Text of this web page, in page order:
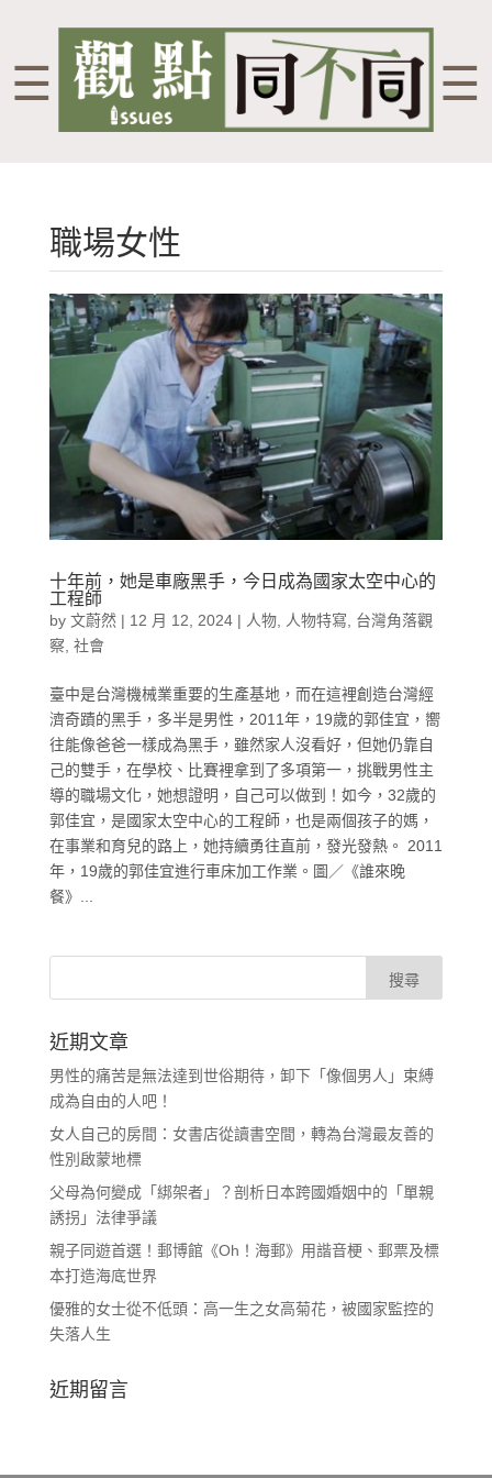
☰ ☰
職場女性
十年前，她是車廠黑手，今日成為國家太空中心的
工程師
by 文蔚然| 12 月 12, 2024| 人物, 人物特寫
台灣角落觀
察 社會
臺中是台灣機械業重要的生產基地，而在這裡創造台灣經
濟奇蹟的黑手，多半是男性，2011年，19歲的郭佳宜，嚮
往能像爸爸一樣成為黑手，雖然家人沒看好，但她仍靠自
己的雙手，在學校、比賽裡拿到了多項第一，挑戰男性主
導的職場文化，她想證明，自己可以做到！如今，32歲的
郭佳宜，是國家太空中心的工程師，也是兩個孩子的媽，
在事業和育兒的路上，她持續勇往直前，發光發熱。 2011
年，19歲的郭佳宜進行車床加工作業。圖／《誰來晚
餐》...
近期文章
男性的痛苦是無法達到世俗期待，卸下「像個男人」束縛
成為自由的人吧！
女人自己的房間：女書店從讀書空間，轉為台灣最友善的
性別啟蒙地標
父母為何變成「綁架者」？剖析日本跨國婚姻中的「單親
誘拐」法律爭議
親子同遊首選！郵博館《Oh！海郵》用諧音梗、郵票及標
本打造海底世界
優雅的女士從不低頭：高一生之女高菊花，被國家監控的
失落人生
近期留言